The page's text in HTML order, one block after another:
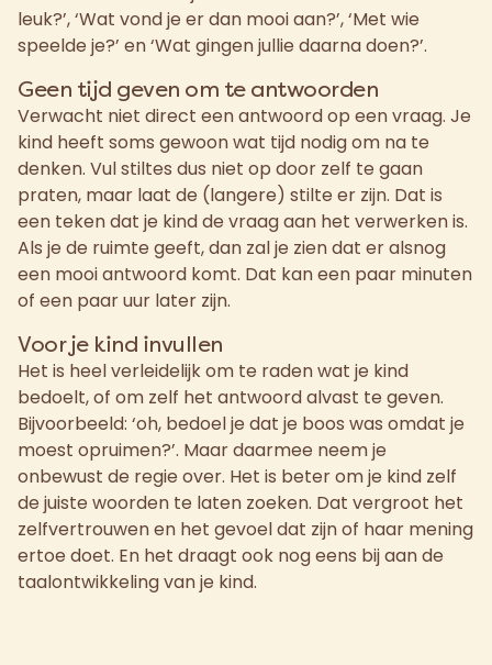
leuk?’, ‘Wat vond je er dan mooi aan?’, ‘Met wie
speelde je?’ en ‘Wat gingen jullie daarna doen?’.
Geen tijd geven om te antwoorden
Verwacht niet direct een antwoord op een vraag. Je
kind heeft soms gewoon wat tijd nodig om na te
denken. Vul stiltes dus niet op door zelf te gaan
praten, maar laat de (langere) stilte er zijn. Dat is
een teken dat je kind de vraag aan het verwerken is.
Als je de ruimte geeft, dan zal je zien dat er alsnog
een mooi antwoord komt. Dat kan een paar minuten
of een paar uur later zijn.
Voor je kind invullen
Het is heel verleidelijk om te raden wat je kind
bedoelt, of om zelf het antwoord alvast te geven.
Bijvoorbeeld: ‘oh, bedoel je dat je boos was omdat je
moest opruimen?’. Maar daarmee neem je
onbewust de regie over. Het is beter om je kind zelf
de juiste woorden te laten zoeken. Dat vergroot het
zelfvertrouwen en het gevoel dat zijn of haar mening
ertoe doet. En het draagt ook nog eens bij aan de
taalontwikkeling van je kind.